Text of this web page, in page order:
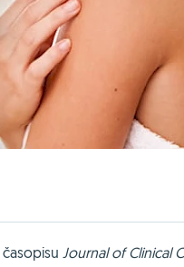
Journal of Clinical